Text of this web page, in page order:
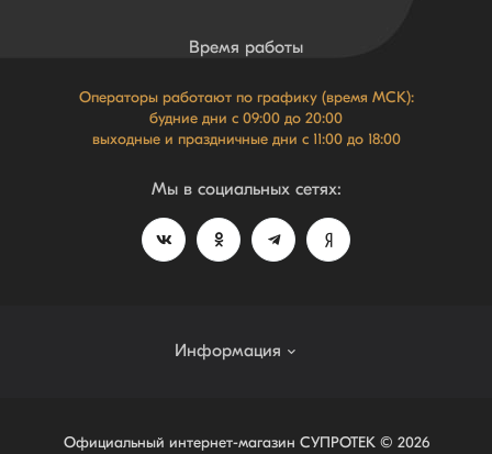
Информация
Время работы
Операторы работают по графику (время МСК):
будние дни с 09:00 до 20:00
выходные и праздничные дни с 11:00 до 18:00
Мы в социальных сетях:
Официальный интернет-магазин СУПРОТЕК © 2026